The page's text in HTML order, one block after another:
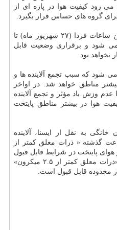
رود کیفیت هوا در پاره ای از
گروه های حساس قرار بگیرد.
با افزایش نسبی تندی باد در اولین ساعات فردا (۲۷ شهریور ماه) تا
می شود و برقراری وضعیت قابل
نخواهد بود.
شود که سبب تجمع آلاینده ها و
مناطق خواهد شد. در اواخر
هم با عدم وزش باد مؤثر و تجمع آلاینده
هوا در بیشتر مناطق پایتخت
به نقل از ایسنا، آلاینده
پایتخت طی ۲۴ ساعت گذشته « ذرات معلق کمتر از
» با میانگین ۸۷ بود و هوای پایتخت در شرایط قابل قبول
قرار داشت. آلاینده شاخص الان «ذرات معلق کمتر از ۲.۵ میکرون»